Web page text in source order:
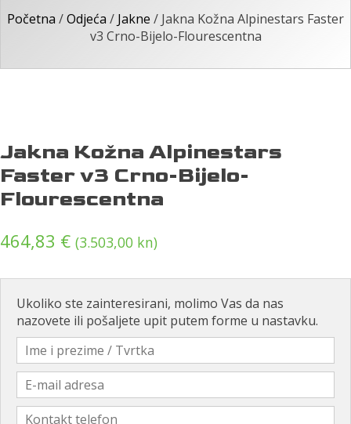
Početna /Odjeća / Jakne / Jakna Kožna Alpinestars Faster
v3 Crno-Bijelo-Flourescentna
Jakna Kožna Alpinestars
Faster v3 Crno-Bijelo-
Flourescentna
464,83 € (3.503,00 kn)
Ukoliko ste zainteresirani, molimo Vas da nas
nazovete ili pošaljete upit putem forme u nastavku.